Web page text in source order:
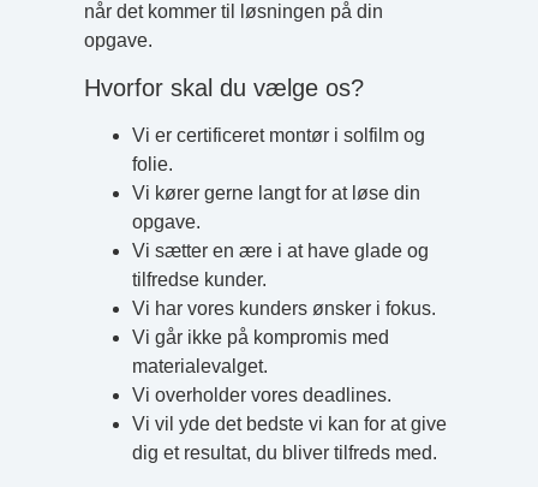
når det kommer til løsningen på din
opgave.
Hvorfor skal du vælge os?
Vi er certificeret montør i solfilm og
folie.
Vi kører gerne langt for at løse din
opgave.
Vi sætter en ære i at have glade og
tilfredse kunder.
Vi har vores kunders ønsker i fokus.
Vi går ikke på kompromis med
materialevalget.
Vi overholder vores deadlines.
Vi vil yde det bedste vi kan for at give
dig et resultat, du bliver tilfreds med.